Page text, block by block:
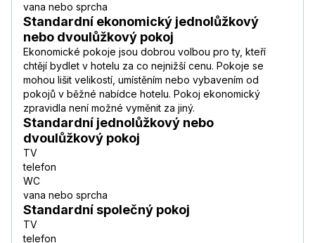
vana nebo sprcha
Standardní ekonomický jednolůžkový
nebo dvoulůžkový pokoj
Ekonomické pokoje jsou dobrou volbou pro ty, kteří
chtějí bydlet v hotelu za co nejnižší cenu. Pokoje se
mohou lišit velikostí, umístěním nebo vybavením od
pokojů v běžné nabídce hotelu. Pokoj ekonomický
zpravidla není možné vyměnit za jiný.
Standardní jednolůžkový nebo
dvoulůžkový pokoj
TV
telefon
WC
vana nebo sprcha
Standardní společný pokoj
TV
telefon